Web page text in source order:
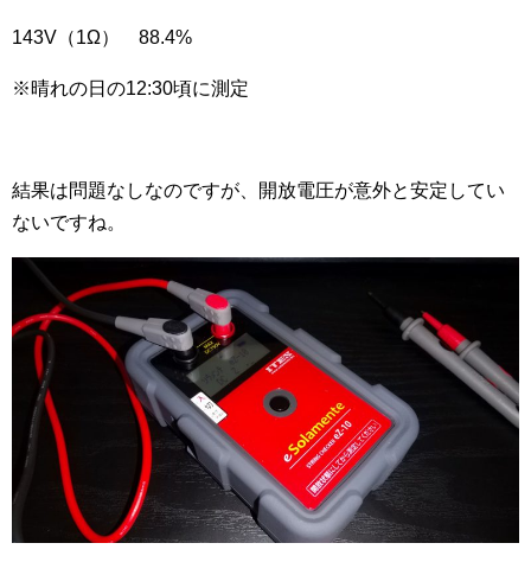
143V（1Ω） 88.4%
※晴れの日の12:30頃に測定
結果は問題なしなのですが、開放電圧が意外と安定してい
ないですね。